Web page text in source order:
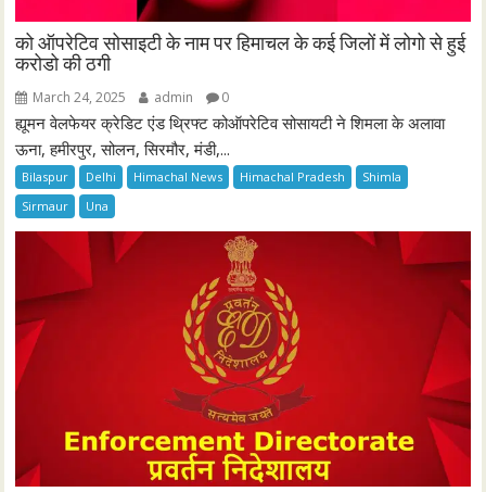
को ऑपरेटिव सोसाइटी के नाम पर हिमाचल के कई जिलों में लोगो से हुई
करोडो की ठगी
March 24, 2025 admin 0
ह्यूमन वेलफेयर क्रेडिट एंड थ्रिफ्ट कोऑपरेटिव सोसायटी ने शिमला के अलावा
ऊना, हमीरपुर, सोलन, सिरमौर, मंडी,...
Bilaspur Delhi Himachal News Himachal Pradesh
Shimla
Sirmaur
Una